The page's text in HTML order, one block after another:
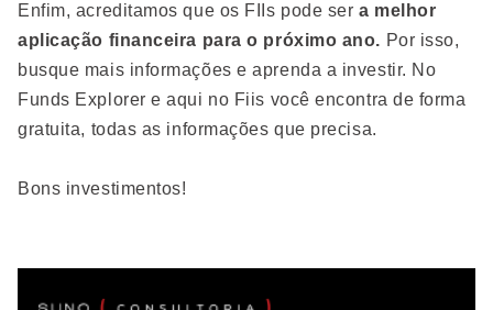
Enfim, acreditamos que os FIIs pode ser a melhor
aplicação financeira para o próximo ano. Por isso,
busque mais informações e aprenda a investir. No
Funds Explorer e aqui no Fiis você encontra de forma
gratuita, todas as informações que precisa.
Bons investimentos!